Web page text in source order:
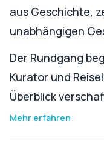
aus Geschichte,
unabhängigen
Der Rundgang
Kurator und
Überblick
Mehr erfahren